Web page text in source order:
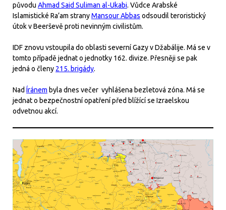
původu Ahmad Said Suliman al-Ukabi. Vůdce Arabské
Islamistické Ra’am stranyMansour Abbas odsoudil teroristický
útok v Beerševě proti nevinným civilistům.
IDF znovu vstoupila do oblasti severní Gazy v Džabálije. Má se v
tomto případě jednat o jednotky 162. divize. Přesněji se pak
jedná o členy 215. brigády.
Nad Íránem byla dnes večer vyhlášena bezletová zóna. Má se
jednat o bezpečnostní opatření před blížící se Izraelskou
odvetnou akcí.